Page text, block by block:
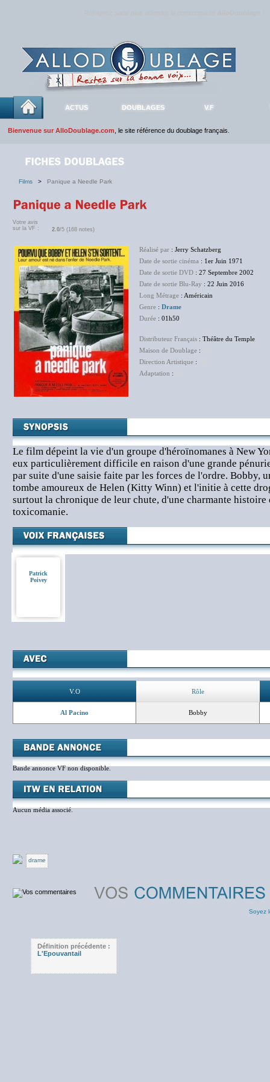
ACTUS DOUBLAGES V.F
Bienvenue sur AlloDoublage.com , le site référence du doublage français.
Films > Panique a Needle Park
Votre avis
sur la VF :
2.0/5 (168 notes)
Réalisé par : Jerry Schatzberg
Date de sortie cinéma : 1er Juin 1971
Date de sortie DVD : 27 Septembre 2002
Date de sortie Blu-Ray : 22 Juin 2016
Long Métrage : Américain
Genre : Drame
Durée : 01h50
Distributeur Français : Théâtre du Temple
Maison de Doublage :
Direction Artistique :
Adaptation :
Le film dépeint la vie d'un groupe d'héroïnomanes à New
eux particulièrement difficile en raison d'une grande
par suite d'une saisie faite par les forces de l'ordre. Bobby,
tombe amoureux de Helen (Kitty Winn) et l'initie à cette
surtout la chronique de leur chute, d'une charmante histoire
toxicomanie.
Patrick
Poivey
V.O Rôle
Al Pacino Bobby
Bande annonce VF non disponible.
Aucun média associé.
drame
Soyez
Définition précédente :
L'Epouvantail